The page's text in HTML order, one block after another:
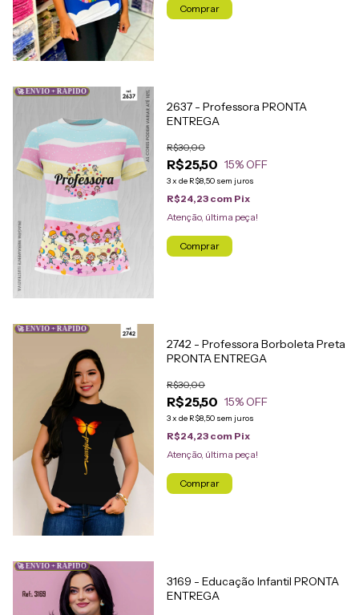
Comprar
🚀 ENVIO + RÁPIDO
2637 - Professora PRONTA
ENTREGA
R$25,50
R$30,00
15% OFF
3x de R$8,50 sem juros
R$24,23 com Pix
Atenção, última peça!
Comprar
🚀 ENVIO + RÁPIDO
2742 - Professora Borboleta Preta
PRONTA ENTREGA
R$25,50
R$30,00
15% OFF
3x de R$8,50 sem juros
R$24,23 com Pix
Atenção, última peça!
Comprar
🚀 ENVIO + RÁPIDO
3169 - Educação Infantil PRONTA
ENTREGA